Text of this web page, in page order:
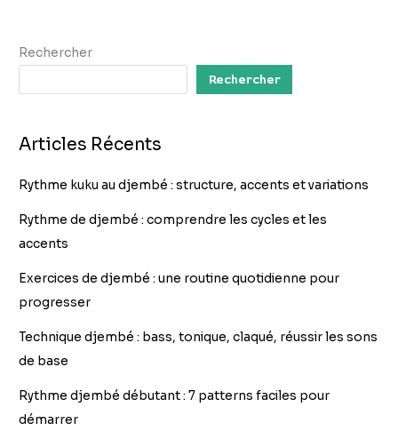
Rechercher
Rechercher
Articles Récents
Rythme kuku au djembé : structure, accents et variations
Rythme de djembé : comprendre les cycles et les
accents
Exercices de djembé : une routine quotidienne pour
progresser
Technique djembé : bass, tonique, claqué, réussir les sons
de base
Rythme djembé débutant : 7 patterns faciles pour
démarrer